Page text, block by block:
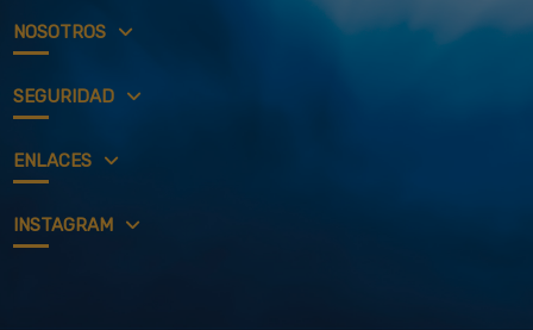
NOSOTROS
SEGURIDAD
ENLACES
INSTAGRAM